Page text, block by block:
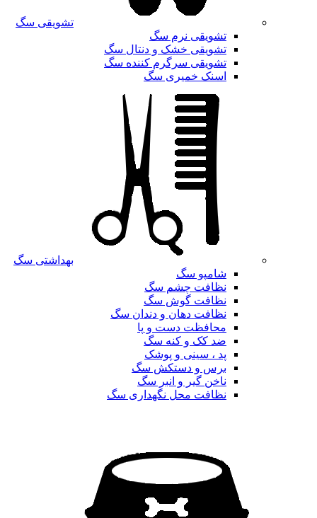
تشویقی سگ
تشویقی نرم سگ
تشویقی خشک و دنتال سگ
تشویقی سرگرم کننده سگ
اسنک خمیری سگ
بهداشتی سگ
شامپو سگ
نظافت چشم سگ
نظافت گوش سگ
نظافت دهان و دندان سگ
محافظت دست و پا
ضد کک و کنه سگ
پد ، سینی و پوشک
برس و دستکش سگ
ناخن گیر و انبر سگ
نظافت محل نگهداری سگ